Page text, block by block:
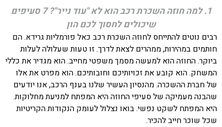
1. למה חוזה השכרת רכב הוא לא "עוד נייר"? 7 סעיפים
שיכולים לחסוך לכם הון
רבים נוטים להתייחס לחוזה השכרת רכב כאל פורמליות גרידא. הם
חותמים במהירות, ממהרים לצאת לדרך. זו טעות שעלולה לעלות
ביוקר. החוזה הוא למעשה מסמך משפטי מחייב. הוא מגדיר את כללי
המשחק. הוא קובע את זכויותיכם וחובותיכם. הוא מפרט את אלו
של חברת ההשכרה. מהנסיון העשיר שלנו בענף הרכב, אנו יודעים
שהבנה מעמיקה של סעיפי החוזה היא המפתח למניעת מחלוקות.
היא המפתח לשקט נפשי. בואו נצלול לעומק הנקודות הקריטיות
שכל שוכר חייב להכיר.